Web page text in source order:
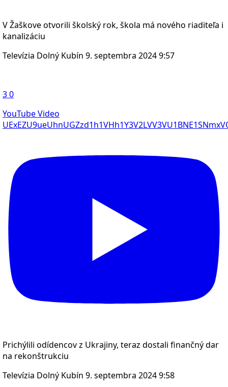
V Žaškove otvorili školský rok, škola má nového riaditeľa i
kanalizáciu
Televízia Dolný Kubín 9. septembra 2024 9:57
30
YouTube Video
Prichýlili odídencov z Ukrajiny, teraz dostali finančný dar
na rekonštrukciu
Televízia Dolný Kubín 9. septembra 2024 9:58